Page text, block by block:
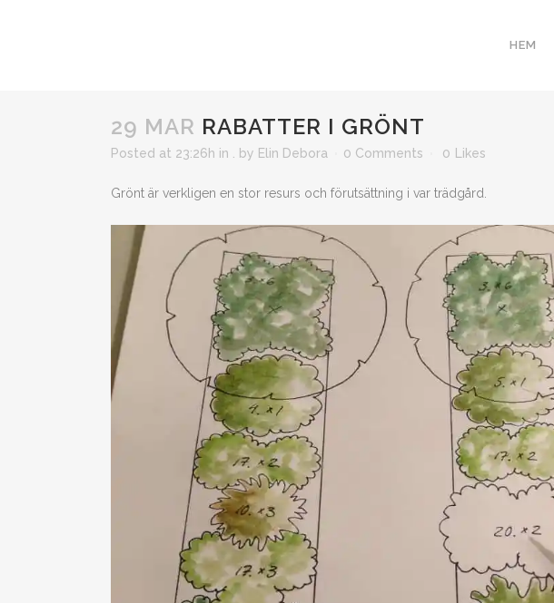
HEM
29 MAR RABATTER I GRÖNT
Posted at 23:26h in by Elin Debora 0 Comments 0 Likes
Grönt är verkligen en stor resurs och förutsättning i var trädgård.